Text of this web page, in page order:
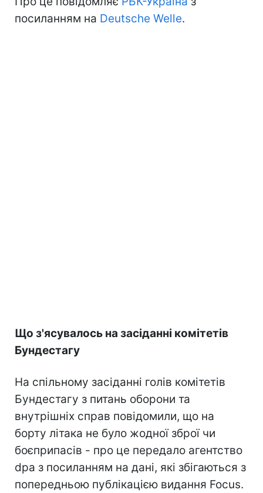
посиланням на Deutsche Welle.
Що з'ясувалось на засіданні комітетів
Бундестагу
На спільному засіданні голів комітетів
Бундестагу з питань оборони та
внутрішніх справ повідомили, що на
борту літака не було жодної зброї чи
боєприпасів - про це передало агентство
dpa з посиланням на дані, які збігаються з
попередньою публікацією видання Focus.